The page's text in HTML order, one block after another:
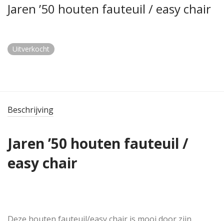
Jaren ’50 houten fauteuil / easy chair
Uitverkocht
Beschrijving
Jaren ’50 houten fauteuil /
easy chair